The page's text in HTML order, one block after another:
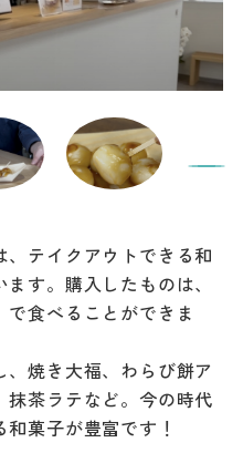
テイクアウトできる和
す。購入したものは、
食べることができま
焼き大福、わらび餅ア
抹茶ラテなど。今の時代
菓子が豊富です！